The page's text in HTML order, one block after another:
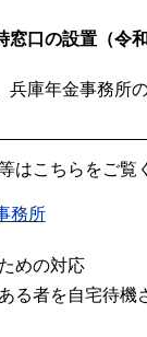
窓口の設置（令
兵庫年金事務所
はこちらをご覧
務所
めの対応
る者を自宅待機